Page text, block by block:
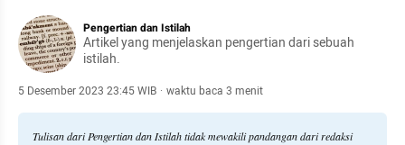
Pengertian dan Istilah
Artikel yang menjelaskan pengertian dari sebuah
istilah.
5 Desember 2023 23:45 WIB · waktu baca 3 menit
Tulisan dari Pengertian dan Istilah tidak mewakili pandangan dari redaksi